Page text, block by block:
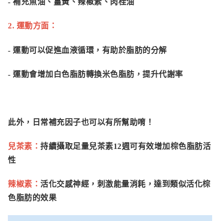
- 補充魚油、薑黃、辣椒素、肉桂油
2. 運動方面：
- 運動可以促進血液循環，有助於脂肪的分解
- 運動會增加白色脂肪轉換米色脂肪，提升代謝率
此外， 日常補充因子也可以有所幫助唷！
兒茶素： 持續攝取足量兒茶素12週可有效增加棕色脂肪活
性
辣椒素： 活化交感神經，刺激能量消耗，達到類似活化棕
色脂肪的效果